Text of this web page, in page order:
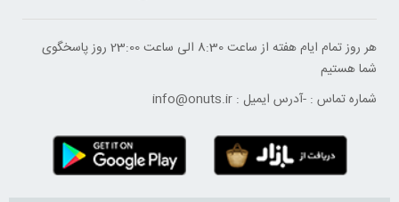
هر روز تمام ایام هفته از ساعت 8:30 الی ساعت 23:00 ‌روز پاسخگوی
شما هستیم
شماره تماس : -آدرس ایمیل : info@onuts.ir